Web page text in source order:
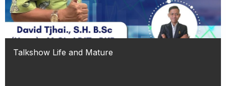
Talkshow Life and Mature